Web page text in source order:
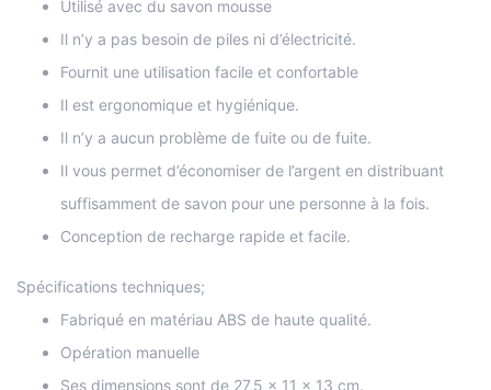
Utilisé avec du savon mousse
Il n’y a pas besoin de piles ni d’électricité.
Fournit une utilisation facile et confortable
Il est ergonomique et hygiénique.
Il n’y a aucun problème de fuite ou de fuite.
Il vous permet d’économiser de l’argent en distribuant
suffisamment de savon pour une personne à la fois.
Conception de recharge rapide et facile.
Spécifications techniques;
Fabriqué en matériau ABS de haute qualité.
Opération manuelle
Ses dimensions sont de 27,5 x 11 x 13 cm.